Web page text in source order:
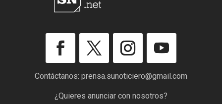
Contáctanos: prensa.sunoticiero@gmail.com
¿Quieres anunciar con nosotros?